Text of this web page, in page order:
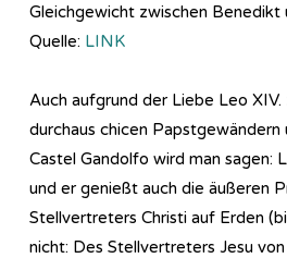
Gleichgewicht zwischen Benedikt
Quelle: LINK
Auch aufgrund der Liebe Leo
durchaus chicen Papstgewändern
Castel Gandolfo wird man sagen:
und er genießt auch die äußeren
Stellvertreters Christi auf Erden
nicht: Des Stellvertreters Jesu